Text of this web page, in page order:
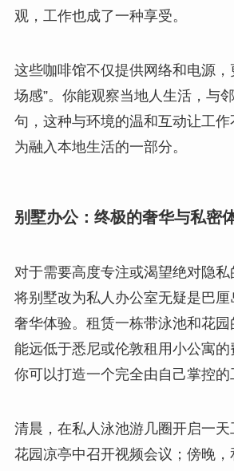
观，工作也成了一种享受。
这些咖啡馆不仅提供网络和电源，
场感”。你能观察当地人生活，与
句，这种与环境的温和互动让工
为融入本地生活的一部分。
别墅办公：终极的奢华与私密
对于需要高度专注或渴望绝对隐私
将别墅改为私人办公室无疑是巴
奢华体验。租赁一栋带泳池和花
能远低于悉尼或伦敦租用小公寓
你可以打造一个完全由自己掌控的
清晨，在私人泳池游几圈开启一
花园凉亭中召开视频会议；傍晚